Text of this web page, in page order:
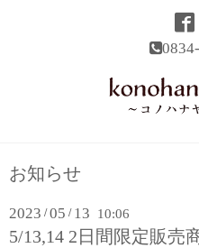
お知らせ
2023 /05 / 13 10:06
5/13,14 2日間限定販売